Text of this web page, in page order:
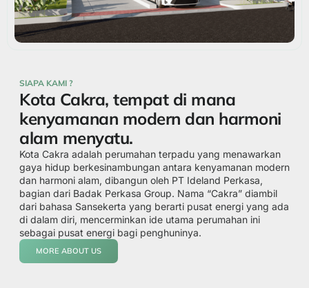
SIAPA KAMI ?
Kota Cakra, tempat di mana
kenyamanan modern dan harmoni
alam menyatu.
Kota Cakra adalah perumahan terpadu yang menawarkan
gaya hidup berkesinambungan antara kenyamanan modern
dan harmoni alam, dibangun oleh PT Ideland Perkasa,
bagian dari Badak Perkasa Group. Nama “Cakra” diambil
dari bahasa Sansekerta yang berarti pusat energi yang ada
di dalam diri, mencerminkan ide utama perumahan ini
sebagai pusat energi bagi penghuninya.
MORE ABOUT US